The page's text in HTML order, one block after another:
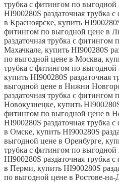
трубка с фитингом по выгодной
HI900280S раздаточная трубка
в Красноярске, купить
фитингом по выгодной цене в
раздаточная трубка с фитингом
Махачкале, купить HI900280S
по выгодной цене в Москва,
трубка с фитингом по
купить HI900280S раздаточная
выгодной цене в Нижни
раздаточная трубка с фитингом
Новокузнецке, купить
фитингом по выгодной цене в
HI900280S раздаточная трубка
в Омске, купить HI900280S
выгодной цене в Оренбурге,
трубка с фитингом по выгодной
HI900280S раздаточная трубка
в Перми, купить HI900280S
по выгодной цене в Ростове-на-